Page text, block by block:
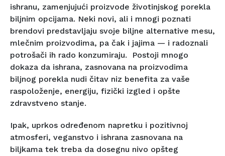
ishranu, zamenjujući proizvode životinjskog porekla
biljnim opcijama. Neki novi, ali i mnogi poznati
brendovi predstavljaju svoje biljne alternative mesu,
mlečnim proizvodima, pa čak i jajima — i radoznali
potrošači ih rado konzumiraju. Postoji mnogo
dokaza da ishrana, zasnovana na proizvodima
biljnog porekla nudi čitav niz benefita za vaše
raspoloženje, energiju, fizički izgled i opšte
zdravstveno stanje.
Ipak, uprkos određenom napretku i pozitivnoj
atmosferi, veganstvo i ishrana zasnovana na
biljkama tek treba da dosegnu nivo opšteg